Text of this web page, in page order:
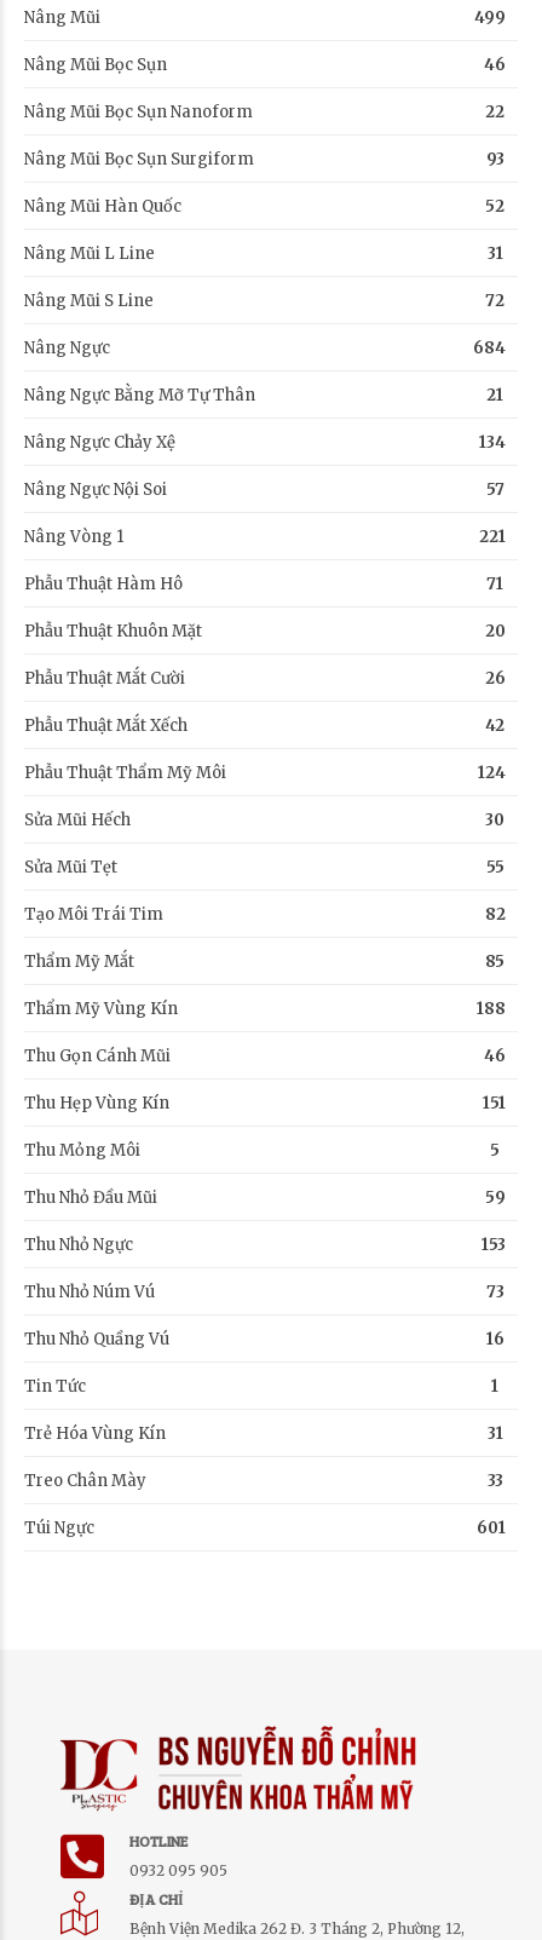
Nâng Mũi 499
Nâng Mũi Bọc Sụn 46
Nâng Mũi Bọc Sụn Nanoform 22
Nâng Mũi Bọc Sụn Surgiform 93
Nâng Mũi Hàn Quốc 52
Nâng Mũi L Line 31
Nâng Mũi S Line 72
Nâng Ngực 684
Nâng Ngực Bằng Mỡ Tự Thân 21
Nâng Ngực Chảy Xệ 134
Nâng Ngực Nội Soi 57
Nâng Vòng 1 221
Phẫu Thuật Hàm Hô 71
Phẫu Thuật Khuôn Mặt 20
Phẫu Thuật Mắt Cười 26
Phẫu Thuật Mắt Xếch 42
Phẫu Thuật Thẩm Mỹ Môi 124
Sửa Mũi Hếch 30
Sửa Mũi Tẹt 55
Tạo Môi Trái Tim 82
Thẩm Mỹ Mắt 85
Thẩm Mỹ Vùng Kín 188
Thu Gọn Cánh Mũi 46
Thu Hẹp Vùng Kín 151
Thu Mỏng Môi 5
Thu Nhỏ Đầu Mũi 59
Thu Nhỏ Ngực 153
Thu Nhỏ Núm Vú 73
Thu Nhỏ Quầng Vú 16
Tin Tức 1
Trẻ Hóa Vùng Kín 31
Treo Chân Mày 33
Túi Ngực 601
HOTLINE
0932 095 905
ĐỊA CHỈ
Bệnh Viện Medika 262 Đ. 3 Tháng 2, Phường 12,